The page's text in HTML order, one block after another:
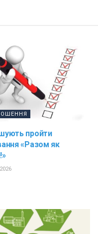
пройти
«Разом як